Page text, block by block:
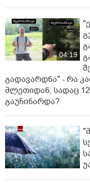
04:19
გადავარდნა" - რა
მლეთიდან, სადაც
გაუჩინარდა?